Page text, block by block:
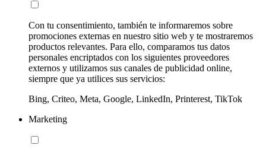
Con tu consentimiento, también te informaremos sobre
promociones externas en nuestro sitio web y te mostraremos
productos relevantes. Para ello, comparamos tus datos
personales encriptados con los siguientes proveedores
externos y utilizamos sus canales de publicidad online,
siempre que ya utilices sus servicios:
Bing, Criteo, Meta, Google, LinkedIn, Printerest, TikTok
Marketing